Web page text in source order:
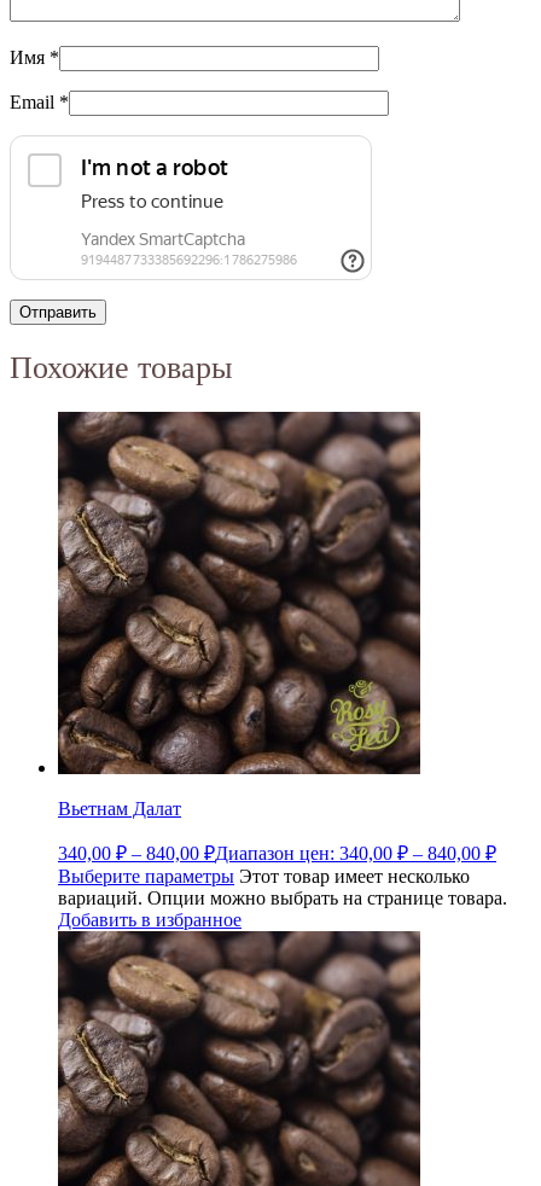
Имя *
Email *
Похожие товары
Вьетнам Далат
340,00 ₽ – 840,00 ₽Диапазон цен: 340,00 ₽ – 840,00 ₽
Выберите параметры Этот товар имеет несколько
вариаций. Опции можно выбрать на странице товара.
Добавить в избранное